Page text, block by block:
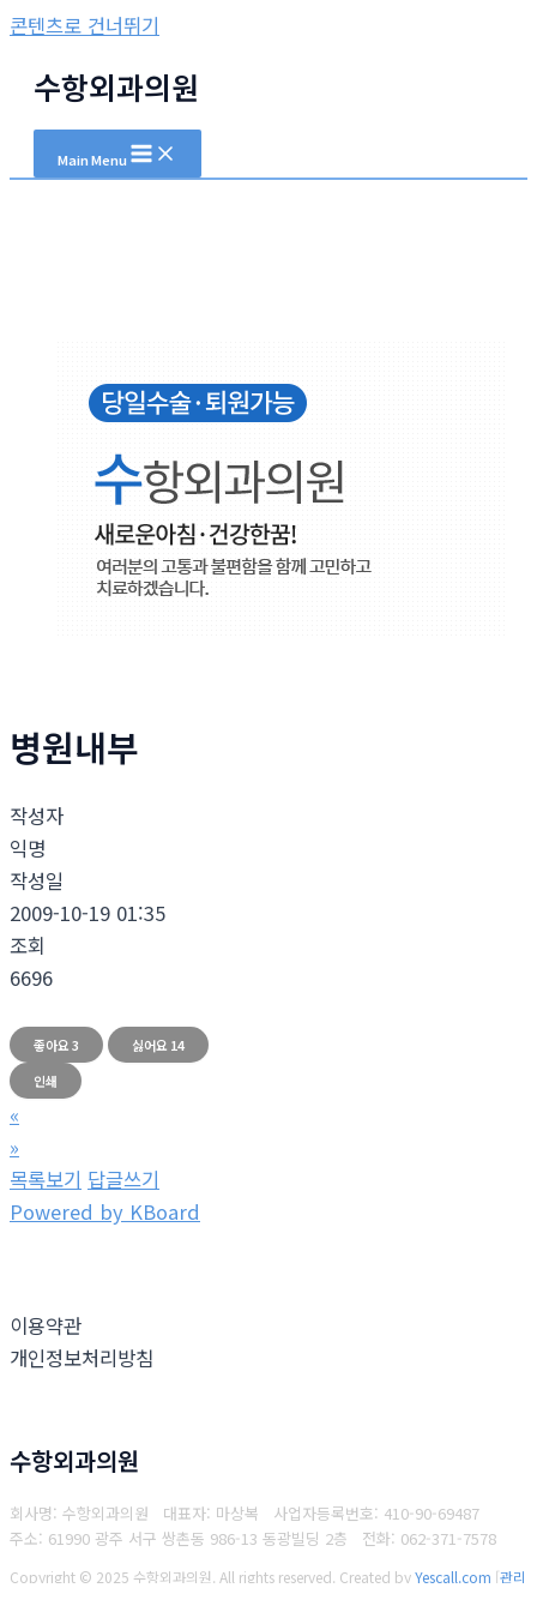
콘텐츠로 건너뛰기
수항외과의원
Main Menu
병원내부
작성자
익명
작성일
2009-10-19 01:35
조회
6696
좋아요3 싫어요 14
인쇄
«
»
목록보기 답글쓰기
Powered by KBoard
이용약관
개인정보처리방침
수항외과의원
회사명: 수항외과의원 대표자: 마상복 사업자등록번호: 410-90-69487
주소: 61990 광주 서구 쌍촌동 986-13 동광빌딩 2층 전화: 062-371-7578
Copyright © 2025 수항외과의원. All rights reserved. Created byYescall.com [관리